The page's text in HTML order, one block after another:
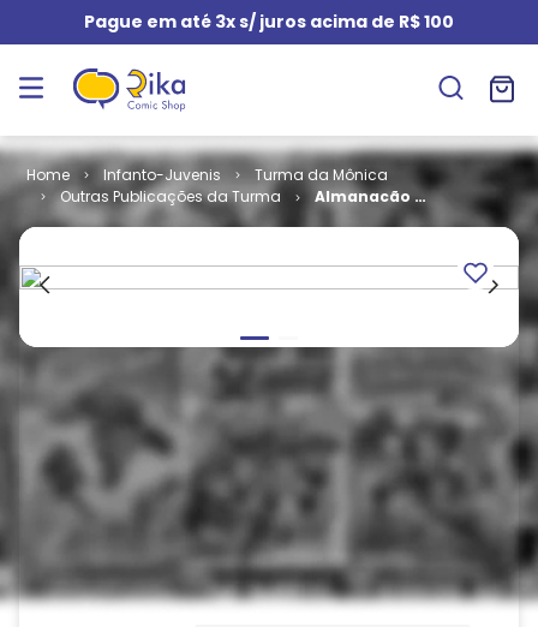
Pague em até 3x s/ juros acima de R$ 100
Infanto-Juvenis
Turma da Mônica
Outras Publicações da Turma
Almanacão de
Férias # 10